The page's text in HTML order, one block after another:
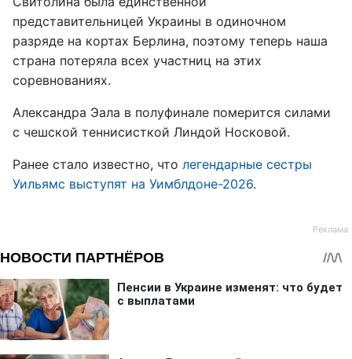
представительницей Украины в одиночном
разряде на кортах Берлина, поэтому теперь наша
страна потеряла всех участниц на этих
соревнованиях.
Александра Эала в полуфинале померится силами
с чешской теннисисткой Линдой Носковой.
Ранее стало известно, что легендарные сестры
Уильямс выступят на Уимблдоне-2026.